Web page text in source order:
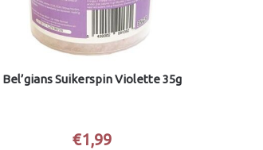
Bel’gians Suikerspin Violette 35g
€1,99